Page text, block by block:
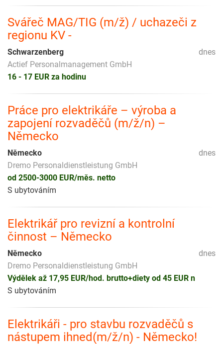
Svářeč MAG/TIG (m/ž) / uchazeči z
regionu KV -
dnes
Schwarzenberg
Actief Personalmanagement GmbH
16 - 17 EUR za hodinu
Práce pro elektrikáře – výroba a
zapojení rozvaděčů (m/ž/n) –
Německo
dnes
Německo
Dremo Personaldienstleistung GmbH
od 2500-3000 EUR/měs. netto
S ubytováním
Elektrikář pro revizní a kontrolní
činnost – Německo
dnes
Německo
Dremo Personaldienstleistung GmbH
Výdělek až 17,95 EUR/hod. brutto+diety od 45 EUR n
S ubytováním
Elektrikáři - pro stavbu rozvaděčů s
nástupem ihned(m/ž/n) - Německo!